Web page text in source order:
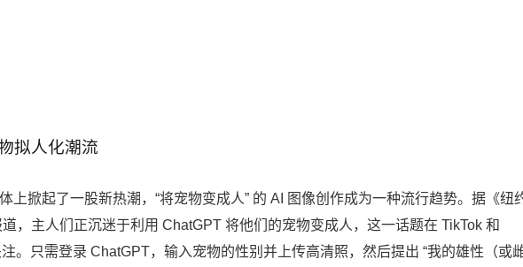
拟人化潮流
上掀起了一股新热潮，“将宠物变成人” 的 AI 图像创作成为一种流行趋势。据《纽
，主人们正沉迷于利用 ChatGPT 将他们的宠物变成人，这一话题在 TikTok 和
。只需登录 ChatGPT，输入宠物的性别并上传高清照，然后提出 “我的雄性（或